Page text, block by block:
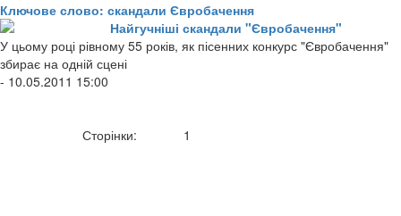
Ключове слово: скандали Євробачення
Найгучніші скандали "Євробачення"
У цьому році рівному 55 років, як пісенних конкурс "Євробачення"
збирає на одній сцені
- 10.05.2011 15:00
Сторінки: 1